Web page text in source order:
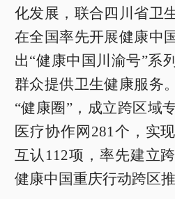
化发展，联合四川省卫
在全国率先开展健康中
出“健康中国川渝号”系
群众提供卫生健康服务
“健康圈”，成立跨区域
医疗协作网281个，实
互认112项，率先建立
健康中国重庆行动跨区